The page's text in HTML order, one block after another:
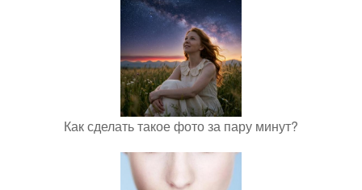
Как сделать такое фото за пару минут?